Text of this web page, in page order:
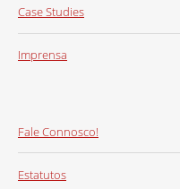
Case Studies
Imprensa
Fale Connosco!
Estatutos